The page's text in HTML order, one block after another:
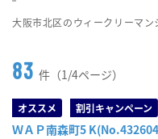
83 件（1/4ページ）
オススメ 割引キャンペーン
ＷＡＰ南森町5